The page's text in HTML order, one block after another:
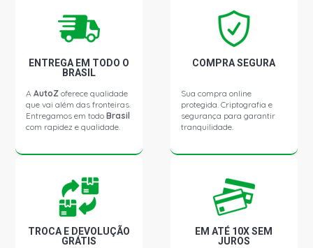
ESCORT GUARUJA HATCH 1.8 8V AP (1989 - 1993)
ESCORT XR3 HATCH 2.0 8V AP (1993 - 1996)
VERONA GLX SEDAN 1.8 8V AP (1990 - 1996)
APOLLO GL SEDAN 1.8 8V AP (1990 - 1992)
APOLLO GLS SEDAN 1.8 8V AP (1990 - 1992)
ENTREGA EM TODO O
BRASIL
AAutoZ oferece qualidade
que vai além das fronteiras.
Entregamos em todoBrasil
com rapidez e qualidade.
COMPRA SEGURA
Sua compra online
protegida. Criptografia e
segurança para garantir
tranquilidade.
TROCA E DEVOLUÇÃO
GRÁTIS
EM ATÉ 10X SEM
JUROS